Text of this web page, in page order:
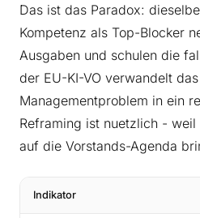
Das ist das Paradox:
Kompetenz als Top-Blocker
Ausgaben und schulen die
der EU-KI-VO verwandelt
Managementproblem in ein
Reframing ist nuetzlich - weil
auf die Vorstands-Agenda
Indikator